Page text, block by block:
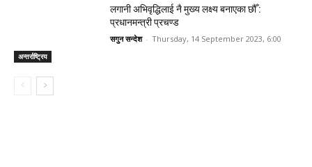
अन्तर्राष्ट्रिय
लगानी अभिवृद्धिलाई नै मुख्य लक्ष्य बनाएका छौँ :
प्रधानमन्त्री प्रचण्ड
सगुन सन्देश - Thursday, 14 September 2023, 6:00